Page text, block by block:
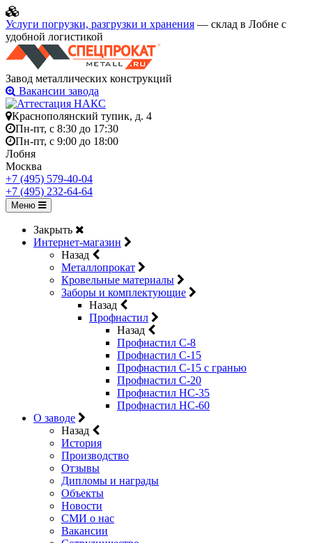
Услуги погрузки, разгрузки и хранения — склад в Лобне с
удобной логистикой
Завод металлических конструкций
Вакансии завода
Краснополянский тупик, д. 4
Пн-пт, с 8:30 до 17:30
Пн-пт, с 9:00 до 18:00
Лобня
Москва
+7 (495) 579-40-04
+7 (495) 232-64-64
Меню
Закрыть
Интернет-магазин
Назад
Металлопрокат
Кровельные материалы
Заборы и комплектующие
Назад
Профнастил
Назад
Профнастил С-8
Профнастил С-15
Профнастил C-15 с гранью
Профнастил C-20
Профнастил НС-35
Профнастил НС-60
О заводе
Назад
История
Производство
Отзывы
Дипломы и награды
Объекты
Новости
СМИ о нас
Вакансии